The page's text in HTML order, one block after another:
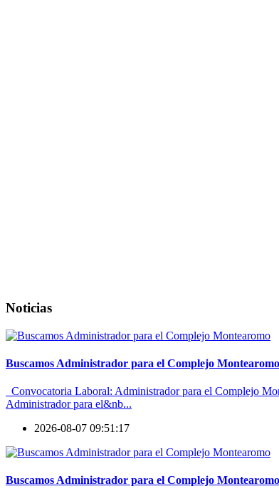
Noticias
Buscamos Administrador para el Complejo Montearomo
Convocatoria Laboral: Administrador para el Complejo
Administrador para el&nb...
2026-08-07 09:51:17
Buscamos Administrador para el Complejo Montearomo